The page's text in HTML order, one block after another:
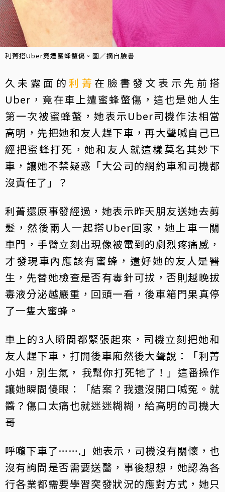
利菁搭Uber竟遭蜜蜂螫傷。圖／摘自臉書
久未露面的利菁 在臉書發文表示先前搭
Uber，竟在車上遭蜜蜂螫傷，這也是她人生
第一次被蜜蜂螫，她表示Uber司機作法相當
高明，先把她和友人趕下車，再大聲喊自己已
經把蜜蜂打死，她和友人就這樣莫名其妙下
車，讓她不禁疑惑「大公司的網約車和司機都
沒責任了」？
利菁還原事發經過，她表示昨天朋友送她去剪
髮，然後兩人一起搭Uber回家，她上車一關
車門，手臂立刻出現像被電到的劇烈疼痛感，
才發現車內應該有蜜蜂，還好她的友人是醫
生，先替她檢查是否有毒針可拔，否則越晚拔
毒液分泌越嚴重，回頭一看，後車箱門果真停
了一隻大蜜蜂。
車上的3人瞬間都緊張起來，司機立刻把她和
友人趕下車，打開後車廂然後大聲說：「利菁
小姐，別生氣， 我幫你打死牠了！」這番操作
讓她瞬間傻眼：「結案？我還沒開口喊冤。就
醬？傷口太痛也就迷迷糊糊，給高明的司機大
哥
呼嚨下車了…….」她表示，司機沒有關懷，也
沒有詢問是否需要送醫，事後想想，她認為各
行各業都需要學習突發狀況的應對方式，她只